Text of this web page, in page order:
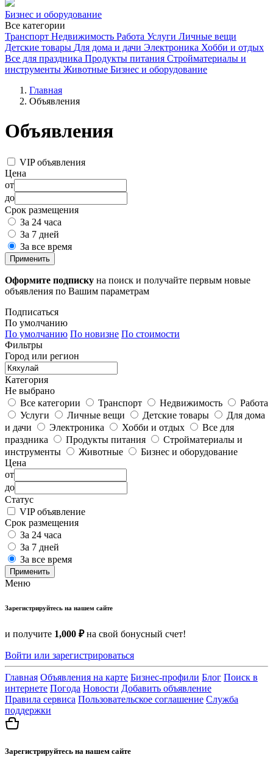
Бизнес и оборудование
Все категории
Транспорт Недвижимость Работа Услуги Личные вещи
Детские товары Для дома и дачи Электроника Хобби и отдых
Все для праздника Продукты питания Стройматериалы и
инструменты Животные Бизнес и оборудование
Главная
Объявления
Объявления
VIP объявления
Цена
от
до
Срок размещения
За 24 часа
За 7 дней
За все время
Применить
Оформите подписку на поиск и получайте первым новые
объявления по Вашим параметрам
Подписаться
По умолчанию
По умолчанию По новизне По стоимости
Фильтры
Город или регион
Категория
Не выбрано
Все категории
Транспорт Недвижимость
Работа
Услуги
Личные вещи Детские товары
Для дома
и дачи
Электроника Хобби и отдых
Все для
праздника
Продукты питания
Стройматериалы и
инструменты
Животные
Бизнес и оборудование
Цена
от
до
Статус
VIP объявление
Срок размещения
За 24 часа
За 7 дней
За все время
Применить
Меню
Зарегистрируйтесь на нашем сайте
и получите 1,000 ₽на свой бонусный счет!
Войти или зарегистрироваться
Главная Объявления на карте Бизнес-профили Блог Поиск в
интернете Погода Новости Добавить объявление
Правила сервиса Пользовательское соглашение Служба
поддержки
Зарегистрируйтесь на нашем сайте